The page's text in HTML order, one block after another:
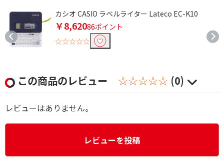
カシオ CASIO ラベルライター Lateco EC-K10
￥8,62086ポイント
☆☆☆☆☆
この商品のレビュー ☆☆☆☆☆ (0)
レビューはありません。
レビューを投稿